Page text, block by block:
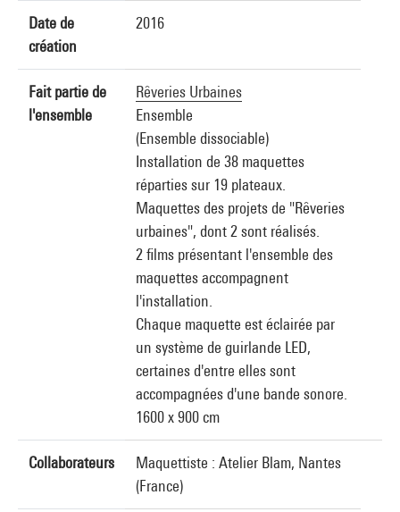
Date de
création
2016
Fait partie de
l'ensemble
Rêveries Urbaines
Ensemble
(Ensemble dissociable)
Installation de 38 maquettes
réparties sur 19 plateaux.
Maquettes des projets de "Rêveries
urbaines", dont 2 sont réalisés.
2 films présentant l'ensemble des
maquettes accompagnent
l'installation.
Chaque maquette est éclairée par
un système de guirlande LED,
certaines d'entre elles sont
accompagnées d'une bande sonore.
1600 x 900 cm
Collaborateurs
Maquettiste : Atelier Blam, Nantes
(France)